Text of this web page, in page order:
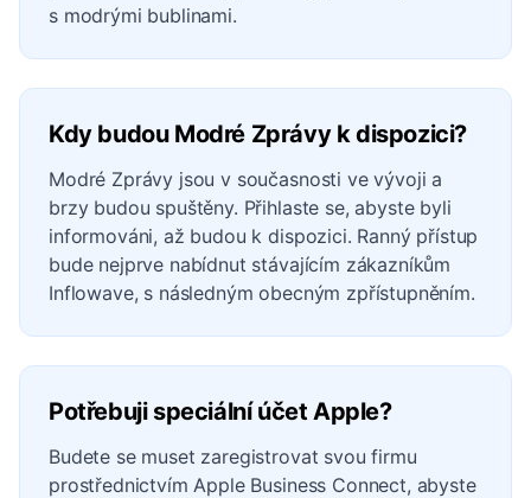
s modrými bublinami.
Kdy budou Modré Zprávy k dispozici?
Modré Zprávy jsou v současnosti ve vývoji a
brzy budou spuštěny. Přihlaste se, abyste byli
informováni, až budou k dispozici. Ranný přístup
bude nejprve nabídnut stávajícím zákazníkům
Inflowave, s následným obecným zpřístupněním.
Potřebuji speciální účet Apple?
Budete se muset zaregistrovat svou firmu
prostřednictvím Apple Business Connect, abyste